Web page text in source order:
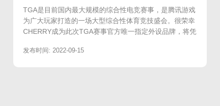
TGA是目前国内最大规模的综合性电竞赛事，是腾讯游戏
为广大玩家打造的一场大型综合性体育竞技盛会。很荣幸
CHERRY成为此次TGA赛事官方唯一指定外设品牌，将凭
选手配顶尖外设，为观众呈现更具观赏性的赛事内容。一
发布时间: 2022-09-15